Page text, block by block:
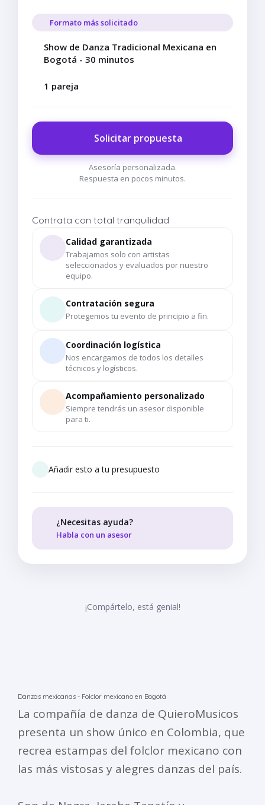
Formato más solicitado
Show de Danza Tradicional Mexicana en
Bogotá - 30 minutos
1 pareja
Solicitar propuesta
Asesoría personalizada.
Respuesta en pocos minutos.
Contrata con total tranquilidad
Calidad garantizada
Trabajamos solo con artistas
seleccionados y evaluados por nuestro
equipo.
Contratación segura
Protegemos tu evento de principio a fin.
Coordinación logística
Nos encargamos de todos los detalles
técnicos y logísticos.
Acompañamiento personalizado
Siempre tendrás un asesor disponible
para ti.
Añadir esto a tu presupuesto
¿Necesitas ayuda?
Habla con un asesor
¡Compártelo, está genial!
Danzas mexicanas - Folclor mexicano en Bogotá
La compañía de danza de QuieroMusicos
presenta un show único en Colombia, que
recrea estampas del folclor mexicano con
las más vistosas y alegres danzas del país.